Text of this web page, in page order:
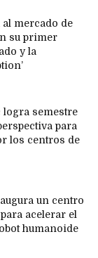
mercado de
su primer
y la
logra semestre
para
los centros de
un centro
acelerar el
humanoide